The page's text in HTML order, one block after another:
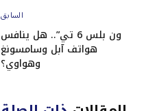
السابق
ون بلس 6 تي”.. هل ينافس
هواتف آبل وسامسونغ
وهواوي؟